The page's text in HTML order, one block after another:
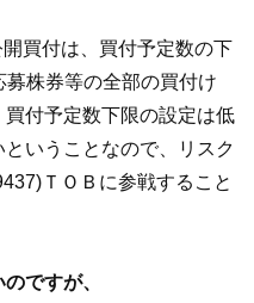
買付は、買付予定数の下
株券等の全部の買付け
付予定数下限の設定は低
いうことなので、リスク
ＴＯＢに参戦すること
ですが、